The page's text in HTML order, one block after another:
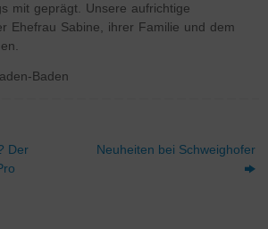
mit geprägt. Unsere aufrichtige
Ehefrau Sabine, ihrer Familie und dem
Baden
Der
Neuheiten bei Schweighofer